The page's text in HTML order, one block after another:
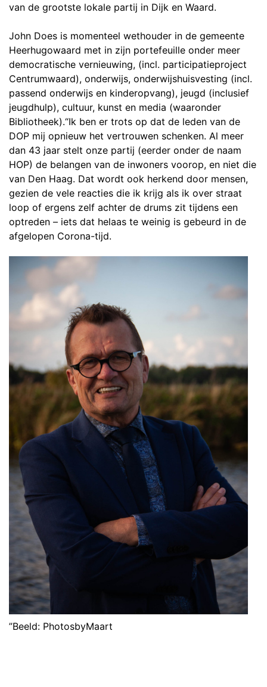
van de grootste lokale partij in Dijk en Waard.
John Does is momenteel wethouder in de gemeente
Heerhugowaard met in zijn portefeuille onder meer
democratische vernieuwing, (incl. participatieproject
Centrumwaard), onderwijs, onderwijshuisvesting (incl.
passend onderwijs en kinderopvang), jeugd (inclusief
jeugdhulp), cultuur, kunst en media (waaronder
Bibliotheek).“Ik ben er trots op dat de leden van de
DOP mij opnieuw het vertrouwen schenken. Al meer
dan 43 jaar stelt onze partij (eerder onder de naam
HOP) de belangen van de inwoners voorop, en niet die
van Den Haag. Dat wordt ook herkend door mensen,
gezien de vele reacties die ik krijg als ik over straat
loop of ergens zelf achter de drums zit tijdens een
optreden – iets dat helaas te weinig is gebeurd in de
afgelopen Corona-tijd.
”Beeld: PhotosbyMaart